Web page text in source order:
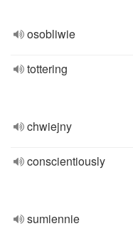
osobliwie
tottering
chwiejny
conscientiously
sumiennie